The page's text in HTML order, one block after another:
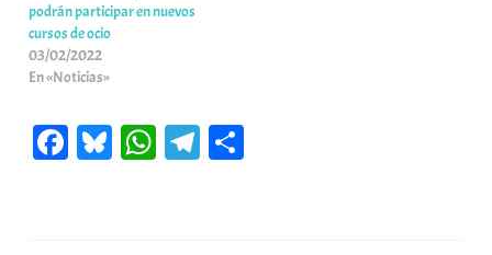
podrán participar en nuevos
cursos de ocio
03/02/2022
En «Noticias»
Fa Bl W Te